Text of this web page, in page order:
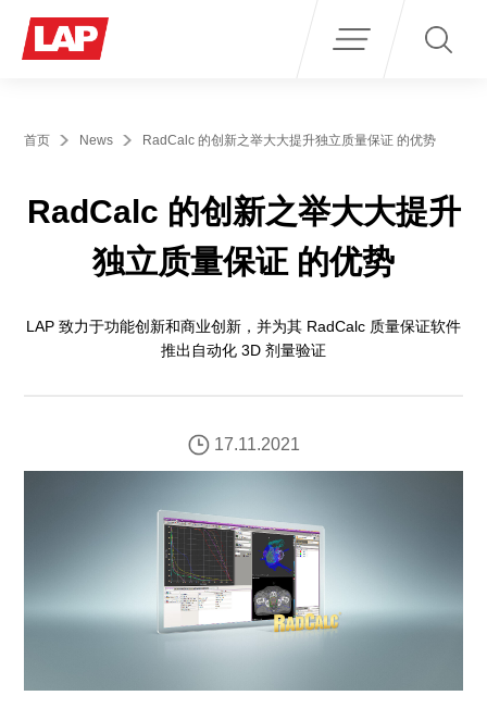
首页 News RadCalc 的创新之举大大提升独立质量保证 的优势
RadCalc 的创新之举大大提升
独立质量保证 的优势
LAP 致力于功能创新和商业创新，并为其 RadCalc 质量保证软件
推出自动化 3D 剂量验证
17.11.2021